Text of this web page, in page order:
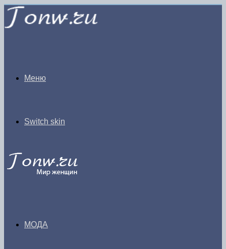
Меню
Switch skin
МОДА